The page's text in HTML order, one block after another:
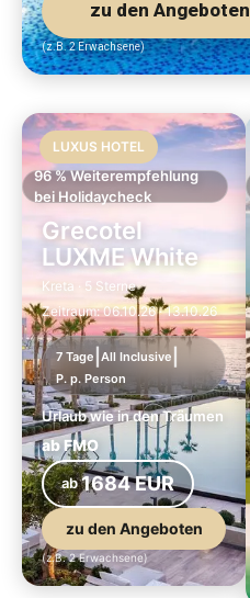
zu den Angeboten
(z.B. 2 Erwachsene)
LUXUS HOTEL
96 % Weiterempfehlung
bei Holidaycheck
Grecotel
LUXME White
Kreta · 5 Sterne
Zeitraum: 06.10.26 · 13.10.26
7 Tage All Inclusive
P. p. Person
Urlaub wie in den Träumen
ab FMO
ab1684 EUR
zu den Angeboten
(z.B. 2 Erwachsene)